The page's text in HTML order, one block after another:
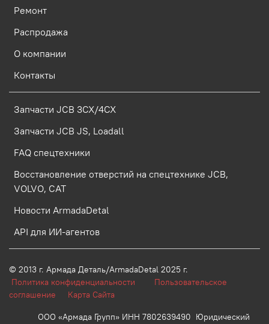
Ремонт
Распродажа
О компании
Контакты
Запчасти JCB 3CX/4CX
Запчасти JCB JS, Loadall
FAQ спецтехники
Восстановление отверстий на спецтехнике JCB,
VOLVO, CAT
Новости ArmadaDetal
API для ИИ-агентов
© 2013 г. Армада Деталь/ArmadaDetal 2025 г.
Политика конфиденциальности
Пользовательское
соглашение Карта Сайта
ООО «Армада Групп» ИНН 7802639490 Юридический